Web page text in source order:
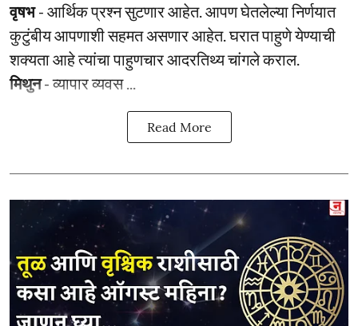
वृषभ- आर्थिक प्रश्‍न सुटणार आहेत. आपण घेतलेल्या निर्णयात
कुटुंबीय आपणाशी सहमत असणार आहेत. घरात पाहुणे येण्याची
शक्यता आहे त्यांचा पाहुणचार आदरतिथ्य चांगले कराल.
मिथुन- व्यापार व्यवस ...
Read More